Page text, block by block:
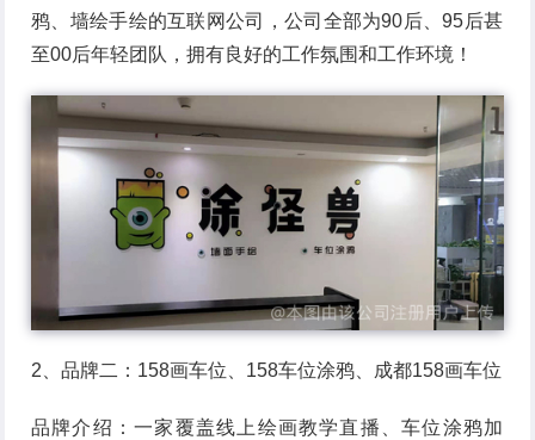
鸦、墙绘手绘的互联网公司，公司全部为90后、95后甚
至00后年轻团队，拥有良好的工作氛围和工作环境！
2、品牌二：158画车位、158车位涂鸦、成都158画车位
品牌介绍：一家覆盖线上绘画教学直播、车位涂鸦加